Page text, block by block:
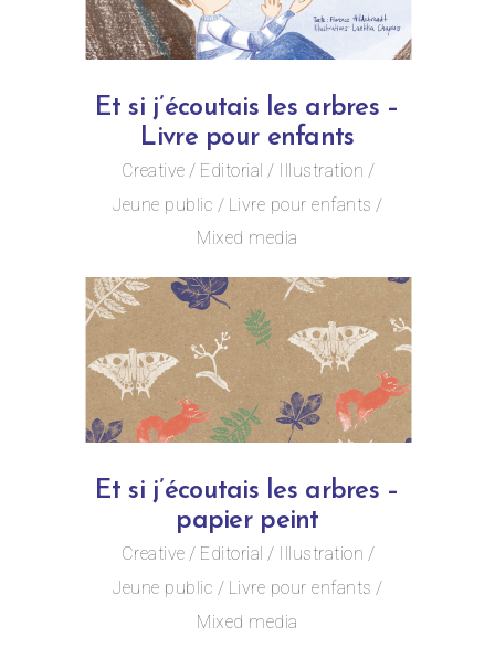
Et si j’écoutais les arbres –
Livre pour enfants
Creative Editorial
Illustration
Jeune public
Livre pour enfants
Mixed media
Et si j’écoutais les arbres –
papier peint
Creative Editorial
Illustration
Jeune public
Livre pour enfants
Mixed media